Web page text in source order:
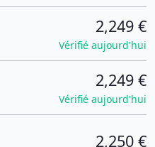
2,249 €
Vérifié aujourd'hui
2,249 €
Vérifié aujourd'hui
2,250 €